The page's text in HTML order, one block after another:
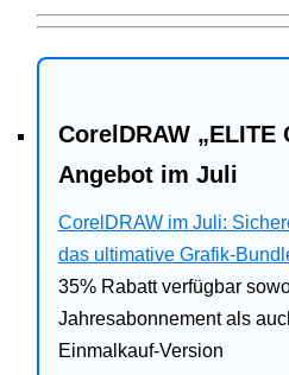
CorelDRAW „ELITE
Angebot im Juli
CorelDRAW im Juli:
das ultimative Grafik-
35% Rabatt verfügbar
Jahresabonnement als
Einmalkauf-Version